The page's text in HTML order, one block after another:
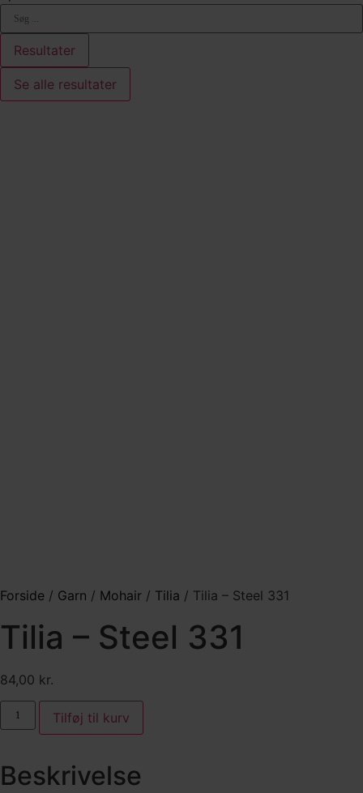
Search
Resultater
Se alle resultater
Forside / Garn / Mohair / Tilia / Tilia – Steel 331
Tilia – Steel 331
84,00 kr.
Tilia
Steel
Tilføj til kurv
Beskrivelse